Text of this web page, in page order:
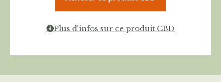
Plus d'infos sur ce produit CBD